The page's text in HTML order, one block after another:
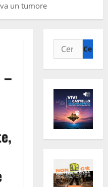
un tumore
–
Ricerca
per: